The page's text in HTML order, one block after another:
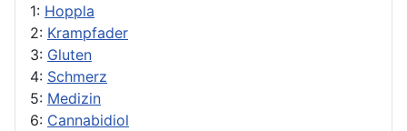
1: Hoppla
2: Krampfader
3: Gluten
4: Schmerz
5: Medizin
6: Cannabidiol